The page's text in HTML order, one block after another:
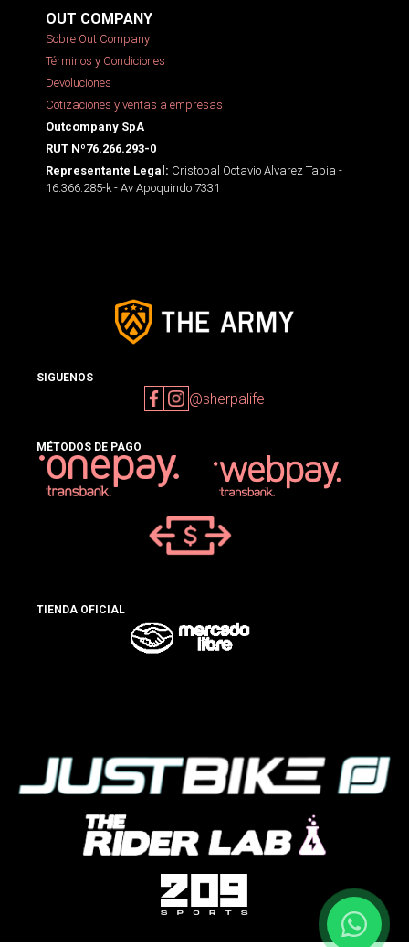
OUT COMPANY
Sobre Out Company
Términos y Condiciones
Devoluciones
Cotizaciones y ventas a empresas
Outcompany SpA
RUT Nº76.266.293-0
Representante Legal: Cristobal Octavio Alvarez Tapia -
16.366.285-k - Av Apoquindo 7331
SIGUENOS
@sherpalife
MÉTODOS DE PAGO
TIENDA OFICIAL